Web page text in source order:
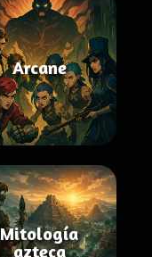
Arcane
Mitología
azteca